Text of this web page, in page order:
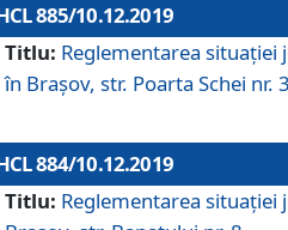
885/10.12.2019
Titlu: Reglementarea
în Brașov, str. Poarta Schei nr.
884/10.12.2019
Titlu: Reglementarea